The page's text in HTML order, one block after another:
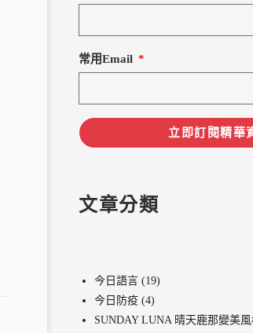
常用Email
立即訂閱精華
文章分類
今日語言 (19)
今日防疫 (4)
SUNDAY LUNA 晴天鹿那變美風